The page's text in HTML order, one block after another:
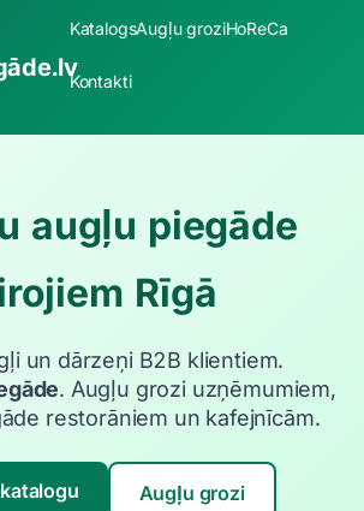
KatalogsAugļu groziHoReCa
Kontakti
augļu piegāde
Rīgā
un dārzeņi B2B klientiem.
. Augļu grozi uzņēmumiem,
restorāniem un kafejnīcām.
Augļu grozi